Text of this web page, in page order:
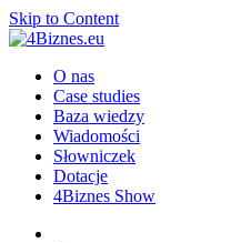
Skip to Content
O nas
Case studies
Baza wiedzy
Wiadomości
Słowniczek
Dotacje
4Biznes Show